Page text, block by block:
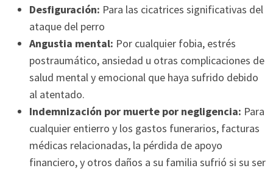
Desfiguración: Para las cicatrices significativas del
ataque del perro
Angustia mental: Por cualquier fobia, estrés
postraumático, ansiedad u otras complicaciones de
salud mental y emocional que haya sufrido debido
al atentado.
Indemnización por muerte por negligencia: Para
cualquier entierro y los gastos funerarios, facturas
médicas relacionadas, la pérdida de apoyo
financiero, y otros daños a su familia sufrió si su ser